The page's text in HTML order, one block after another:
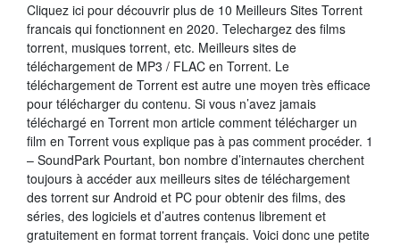
Cliquez ici pour découvrir plus de 10 Meilleurs Sites Torrent
francais qui fonctionnent en 2020. Telechargez des films
torrent, musiques torrent, etc. Meilleurs sites de
téléchargement de MP3 / FLAC en Torrent. Le
téléchargement de Torrent est autre une moyen très efficace
pour télécharger du contenu. Si vous n’avez jamais
téléchargé en Torrent mon article comment télécharger un
film en Torrent vous explique pas à pas comment procéder. 1
– SoundPark Pourtant, bon nombre d’internautes cherchent
toujours à accéder aux meilleurs sites de téléchargement
des torrent sur Android et PC pour obtenir des films, des
séries, des logiciels et d’autres contenus librement et
gratuitement en format torrent français. Voici donc une petite